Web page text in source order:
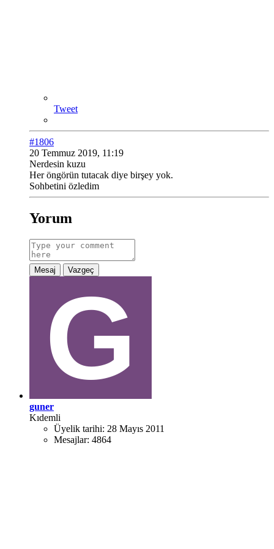
Tweet
#1806
20 Temmuz 2019, 11:19
Nerdesin kuzu
Her öngörün tutacak diye birşey yok.
Sohbetini özledim
Yorum
Mesaj Vazgeç
guner
Kıdemli
Üyelik tarihi: 28 Mayıs 2011
Mesajlar: 4864